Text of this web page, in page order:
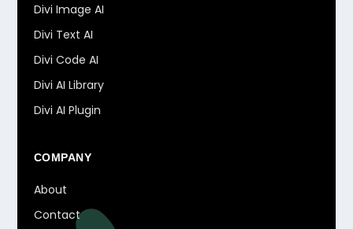
Divi Image AI
Divi Text AI
Divi Code AI
Divi AI Library
Divi AI Plugin
COMPANY
About
Contact